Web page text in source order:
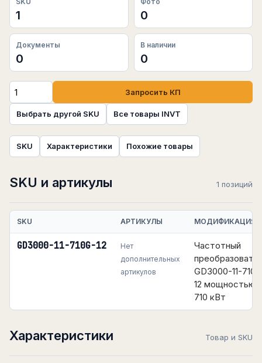
1 0
Документы
0
В наличии
0
Запросить КП
Выбрать другой SKU Все товары INVT
SKU Характеристики Похожие товары
SKU и артикулы 1 позиций
SKU АРТИКУЛЫ МОДИФИКАЦИЯ
GD3000-11-710G-12
Нет
дополнительных
артикулов
Частотный
GD3000-11-
12 мощностью
710 кВт
Характеристики Товар и SKU